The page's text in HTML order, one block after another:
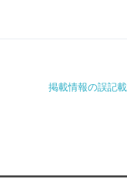
掲載情報の誤記